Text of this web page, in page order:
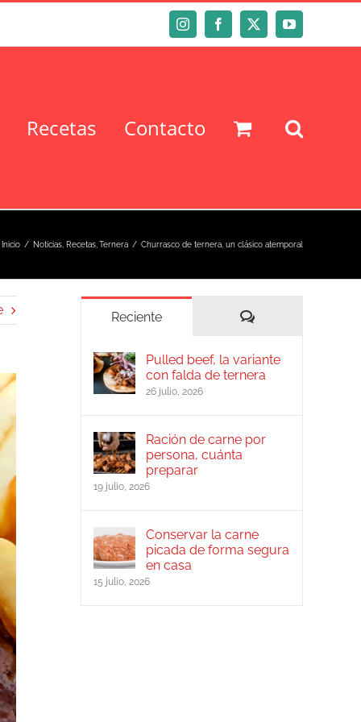
InstagramFacebook
X YouTube
Recetas Contacto
Inicio Noticias Recetas Ternera Churrasco de ternera, un clásico atemporal
Reciente Comentarios
Pulled beef, la variante
con falda de ternera
26 julio, 2026
Ración de carne por
persona, cuánta
preparar
19 julio, 2026
Conservar la carne
picada de forma segura
en casa
15 julio, 2026